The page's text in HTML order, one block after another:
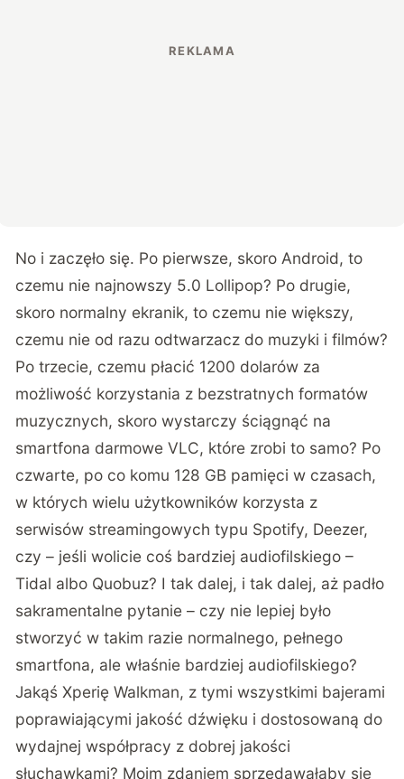
No i zaczęło się. Po pierwsze, skoro Android, to
czemu nie najnowszy 5.0 Lollipop? Po drugie,
skoro normalny ekranik, to czemu nie większy,
czemu nie od razu odtwarzacz do muzyki i filmów?
Po trzecie, czemu płacić 1200 dolarów za
możliwość korzystania z bezstratnych formatów
muzycznych, skoro wystarczy ściągnąć na
smartfona darmowe VLC, które zrobi to samo? Po
czwarte, po co komu 128 GB pamięci w czasach,
w których wielu użytkowników korzysta z
serwisów streamingowych typu Spotify, Deezer,
czy – jeśli wolicie coś bardziej audiofilskiego –
Tidal albo Quobuz? I tak dalej, i tak dalej, aż padło
sakramentalne pytanie – czy nie lepiej było
stworzyć w takim razie normalnego, pełnego
smartfona, ale właśnie bardziej audiofilskiego?
Jakąś Xperię Walkman, z tymi wszystkimi bajerami
poprawiającymi jakość dźwięku i dostosowaną do
wydajnej współpracy z dobrej jakości
słuchawkami? Moim zdaniem sprzedawałaby się